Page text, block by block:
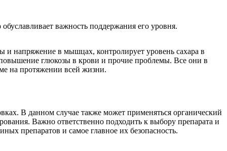
важность поддержания его уровня.
и напряжение в мышцах, контролирует уровень сахара в
глюкозы в крови и прочие проблемы. Все они в
на протяжении всей жизни.
В данном случае также может применяться органический
Важно ответственно подходить к выбору препарата и
препаратов и самое главное их безопасность.